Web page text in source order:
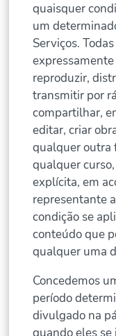
quaisquer
um
Serviços.
reproduzir,
transmitir por
compartilhar,
editar, criar
qualquer outra
qualquer
explícita, em
representante
condição se
conteúdo que
qualquer uma
Concedemos
período
divulgado na